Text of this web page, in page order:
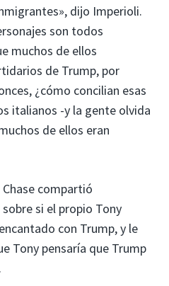
dijo Imperioli.
son todos
muchos de ellos
de Trump, por
¿cómo concilian esas
italianos -y la gente olvida
de ellos eran
compartió
si el propio Tony
con Trump, y le
Tony pensaría que Trump